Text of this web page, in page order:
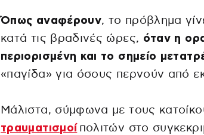
Όπως αναφέρουν, το πρόβλημα
κατά τις βραδινές ώρες, όταν η
περιορισμένη και το σημείο
«παγίδα» για όσους περνούν από
Μάλιστα, σύμφωνα με τους
τραυματισμοί πολιτών στο